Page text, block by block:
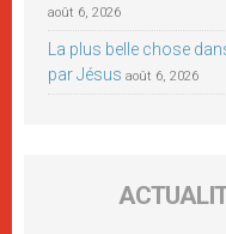
août 6, 2026
La plus belle chose
par Jésus août 6, 2026